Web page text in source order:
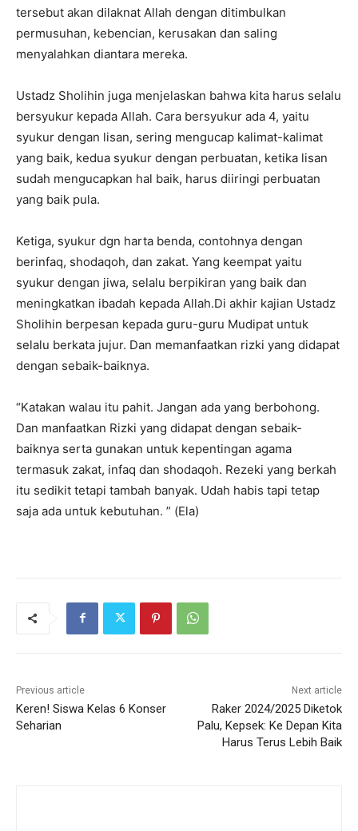
tersebut akan dilaknat Allah dengan ditimbulkan
permusuhan, kebencian, kerusakan dan saling
menyalahkan diantara mereka.
Ustadz Sholihin juga menjelaskan bahwa kita harus selalu
bersyukur kepada Allah. Cara bersyukur ada 4, yaitu
syukur dengan lisan, sering mengucap kalimat-kalimat
yang baik, kedua syukur dengan perbuatan, ketika lisan
sudah mengucapkan hal baik, harus diiringi perbuatan
yang baik pula.
Ketiga, syukur dgn harta benda, contohnya dengan
berinfaq, shodaqoh, dan zakat. Yang keempat yaitu
syukur dengan jiwa, selalu berpikiran yang baik dan
meningkatkan ibadah kepada Allah.Di akhir kajian Ustadz
Sholihin berpesan kepada guru-guru Mudipat untuk
selalu berkata jujur. Dan memanfaatkan rizki yang didapat
dengan sebaik-baiknya.
“Katakan walau itu pahit. Jangan ada yang berbohong.
Dan manfaatkan Rizki yang didapat dengan sebaik-
baiknya serta gunakan untuk kepentingan agama
termasuk zakat, infaq dan shodaqoh. Rezeki yang berkah
itu sedikit tetapi tambah banyak. Udah habis tapi tetap
saja ada untuk kebutuhan. ” (Ela)
Previous article
Keren! Siswa Kelas 6 Konser
Seharian
Next article
Raker 2024/2025 Diketok
Palu, Kepsek: Ke Depan Kita
Harus Terus Lebih Baik